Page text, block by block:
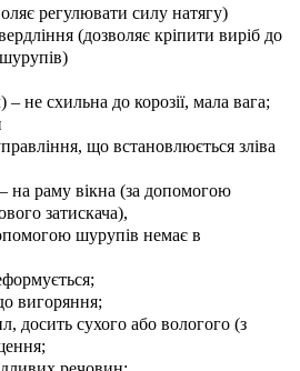
регулювати силу натягу)
(дозволяє кріпити виріб до
не схильна до корозії, мала вага;
що встановлюється зліва
на раму вікна (за допомогою
затискача),
шурупів немає в
вигоряння;
досить сухого або вологого (з